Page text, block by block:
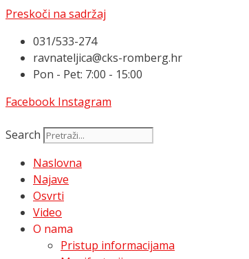
Preskoči na sadržaj
031/533-274
ravnateljica@cks-romberg.hr
Pon - Pet: 7:00 - 15:00
Facebook Instagram
Search
Naslovna
Najave
Osvrti
Video
O nama
Pristup informacijama